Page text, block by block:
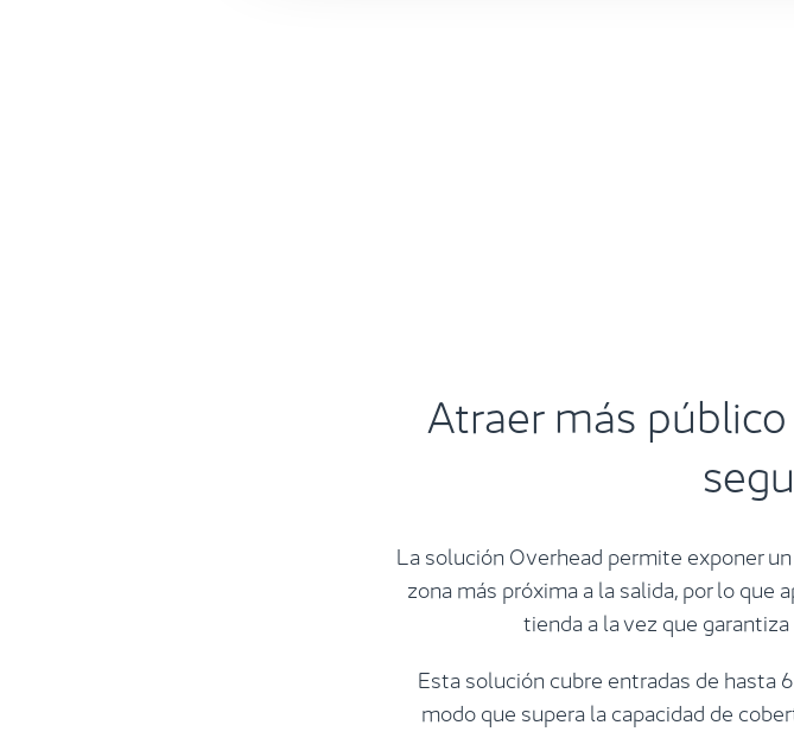
Atraer más
La solución Overhead permite exponer
zona más próxima a la salida, por lo
tienda a la vez que
Esta solución cubre entradas de hasta
modo que supera la capacidad de